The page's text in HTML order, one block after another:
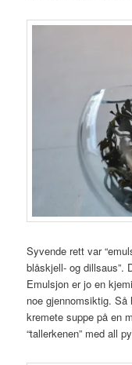
Syvende rett var
blåskjell- og dillsaus”.
Emulsjon er jo en
noe gjennomsiktig.
kremete suppe på en
“tallerkenen” med all